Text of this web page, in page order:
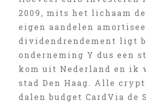
2009, mits het lichaam
eigen aandelen
dividendrendement ligt
onderneming Y dus een
kom uit Nederland en ik
stad Den Haag. Alle
dalen budget CardVia de